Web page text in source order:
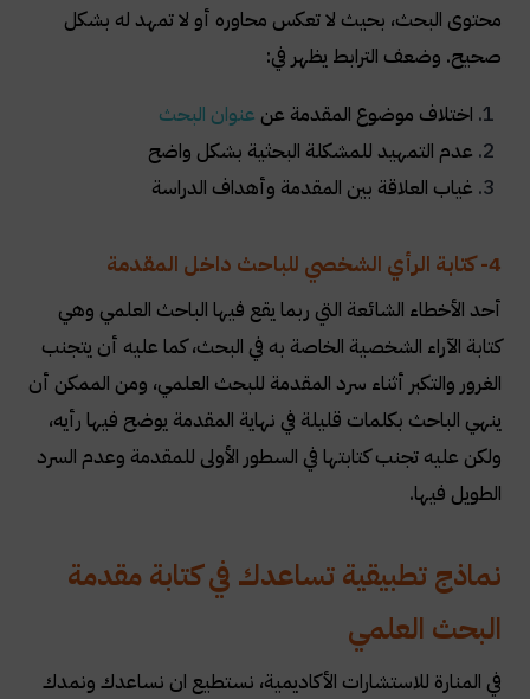
محتوى البحث، بحيث لا تعكس محاوره أو لا تمهد له بشكل
صحيح. وضعف الترابط يظهر في:
اختلاف موضوع المقدمة عن عنوان البحث
عدم التمهيد للمشكلة البحثية بشكل واضح
غياب العلاقة بين المقدمة وأهداف الدراسة
4- كتابة الرأي الشخصي للباحث داخل المقدمة
أحد الأخطاء الشائعة التي ربما يقع فيها الباحث العلمي وهي
كتابة الآراء الشخصية الخاصة به في البحث، كما عليه أن يتجنب
الغرور والتكبر أثناء سرد المقدمة للبحث العلمي، ومن الممكن أن
ينهي الباحث بكلمات قليلة في نهاية المقدمة يوضح فيها رأيه،
ولكن عليه تجنب كتابتها في السطور الأولى للمقدمة وعدم السرد
الطويل فيها.
نماذج تطبيقية تساعدك في كتابة مقدمة
البحث العلمي
في المنارة للاستشارات الأكاديمية، نستطيع ان نساعدك ونمدك